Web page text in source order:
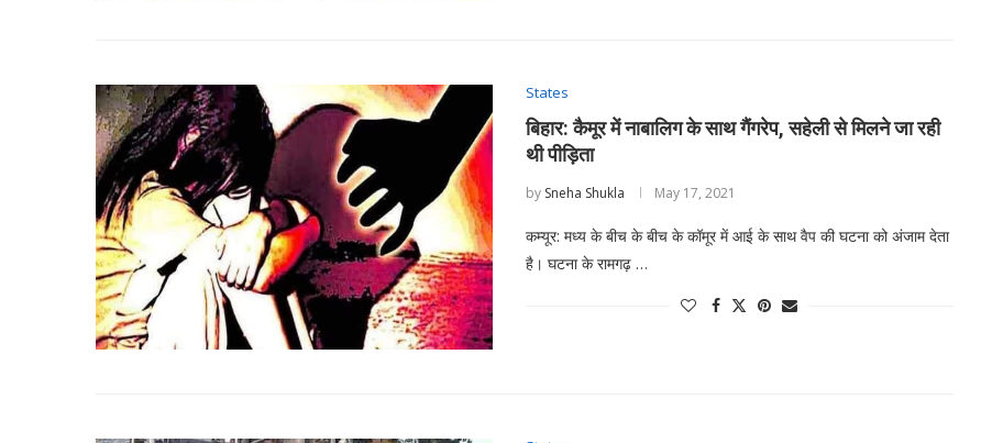
States
बिहार: कैमूर में नाबालिग के साथ गैंगरेप, सहेली से मिलने जा रही
थी पीड़िता
by Sneha Shukla May 17, 2021
कम्यूर: मध्य के बीच के बीच के कॉमूर में आई के साथ वैप की घटना को अंजाम देता
है। घटना के रामगढ़ …